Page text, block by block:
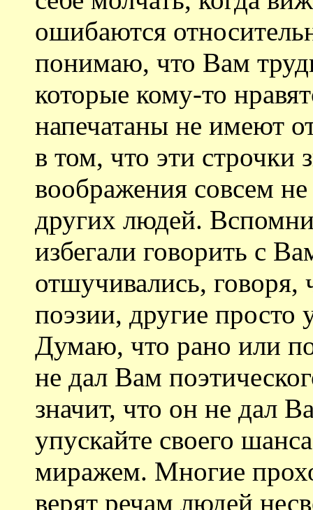
ошибаются
понимаю, что Вам
которые кому-то
напечатаны не имеют
в том, что эти строчки
воображения совсем
других людей.
избегали говорить с
отшучивались,
поэзии, другие просто
Думаю, что рано или
не дал Вам
значит, что он не дал
упускайте своего
миражем. Многие
верят речам людей